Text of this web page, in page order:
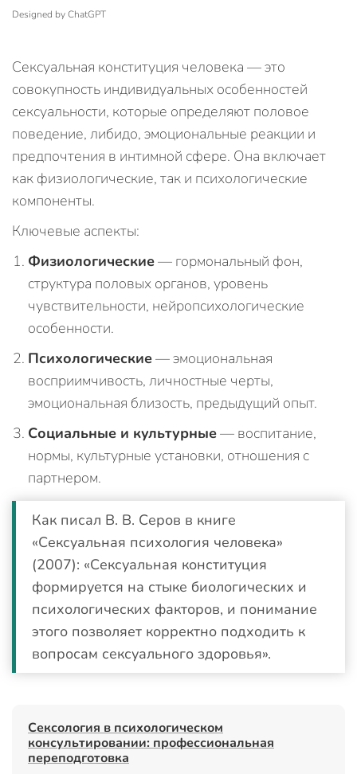
Designed by ChatGPT
Сексуальная конституция человека — это
совокупность индивидуальных особенностей
сексуальности, которые определяют половое
поведение, либидо, эмоциональные реакции и
предпочтения в интимной сфере. Она включает
как физиологические, так и психологические
компоненты.
Ключевые аспекты:
Физиологические— гормональный фон,
структура половых органов, уровень
чувствительности, нейропсихологические
особенности.
Психологические— эмоциональная
восприимчивость, личностные черты,
эмоциональная близость, предыдущий опыт.
Социальные и культурные— воспитание,
нормы, культурные установки, отношения с
партнером.
Как писал В. В. Серов в книге
«Сексуальная психология человека»
(2007): «Сексуальная конституция
формируется на стыке биологических и
психологических факторов, и понимание
этого позволяет корректно подходить к
вопросам сексуального здоровья».
Сексология в психологическом
консультировании: профессиональная
переподготовка